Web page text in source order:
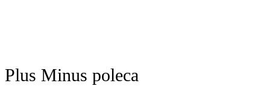
Plus Minus poleca